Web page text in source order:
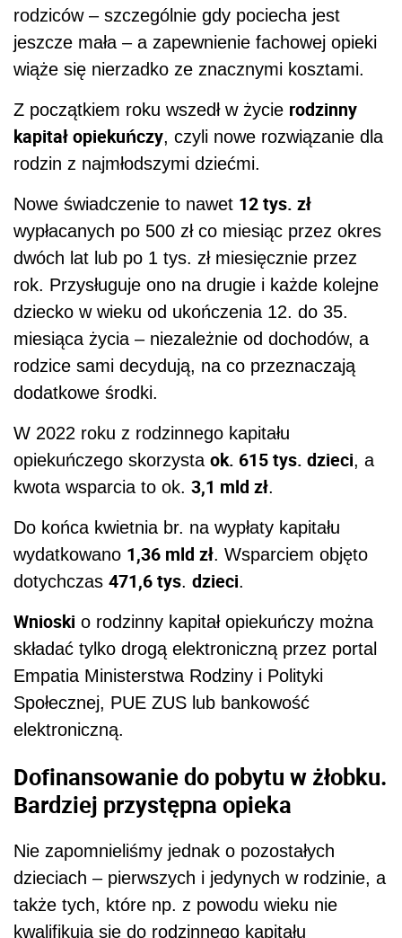
rodziców – szczególnie gdy pociecha jest
jeszcze mała – a zapewnienie fachowej opieki
wiąże się nierzadko ze znacznymi kosztami.
Z początkiem roku wszedł w życie rodzinny
kapitał opiekuńczy, czyli nowe rozwiązanie dla
rodzin z najmłodszymi dziećmi.
Nowe świadczenie to nawet 12 tys. zł
wypłacanych po 500 zł co miesiąc przez okres
dwóch lat lub po 1 tys. zł miesięcznie przez
rok. Przysługuje ono na drugie i każde kolejne
dziecko w wieku od ukończenia 12. do 35.
miesiąca życia – niezależnie od dochodów, a
rodzice sami decydują, na co przeznaczają
dodatkowe środki.
W 2022 roku z rodzinnego kapitału
opiekuńczego skorzysta ok. 615 tys. dzieci, a
kwota wsparcia to ok. 3,1 mld zł.
Do końca kwietnia br. na wypłaty kapitału
wydatkowano 1,36 mld zł. Wsparciem objęto
dotychczas 471,6 tys. dzieci.
Wnioski o rodzinny kapitał opiekuńczy można
składać tylko drogą elektroniczną przez portal
Empatia Ministerstwa Rodziny i Polityki
Społecznej, PUE ZUS lub bankowość
elektroniczną.
Dofinansowanie do pobytu w żłobku.
Bardziej przystępna opieka
Nie zapomnieliśmy jednak o pozostałych
dzieciach – pierwszych i jedynych w rodzinie, a
także tych, które np. z powodu wieku nie
kwalifikują się do rodzinnego kapitału